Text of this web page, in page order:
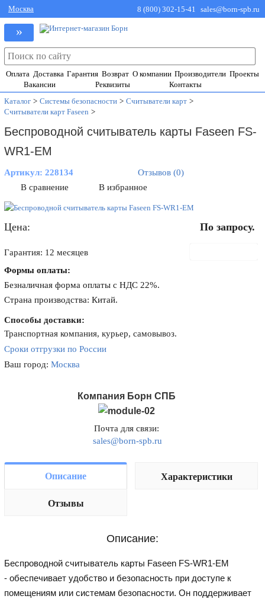
Москва 8 (800) 302-15-41 sales@born-spb.ru
»
Оплата Доставка Гарантия Возврат О компании Производители Проекты
Вакансии
Реквизиты
Контакты
Каталог > Системы безопасности > Считыватели карт >
Считыватели карт Faseen >
Беспроводной считыватель карты Faseen FS-
WR1-EM
Артикул:228134
Отзывов (0)
В сравнение
В избранное
Цена: По запросу.
Гарантия: 12 месяцев
Формы оплаты:
Безналичная форма оплаты с НДС 22%.
Страна производства: Китай.
Способы доставки:
Транспортная компания, курьер, самовывоз.
Сроки отгрузки по России
Ваш город:Москва
Компания Борн СПБ
Почта для связи:
sales@born-spb.ru
Описание Характеристики
Отзывы
Описание:
Беспроводной считыватель карты Faseen FS-WR1-EM
- обеспечивает удобство и безопасность при доступе к
помещениям или системам безопасности. Он поддерживает